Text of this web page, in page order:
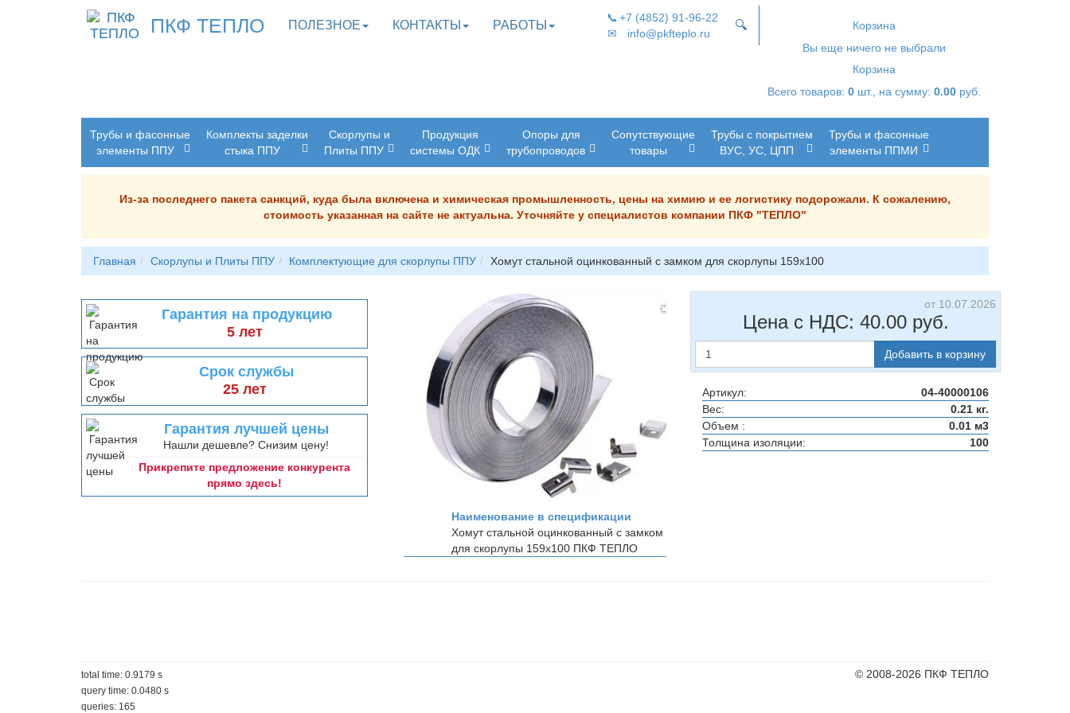
ПКФ ТЕПЛО ПОЛЕЗНОЕ КОНТАКТЫ РАБОТЫ
📞
✉
+7 (4852) 91-96-22
info@pkfteplo.ru
Корзина
Вы еще ничего не выбрали
Корзина
Всего товаров: 0 шт., на сумму: 0.00 руб.
🔍
Трубы и фасонные
элементы ППУ
Комплекты заделки
стыка ППУ
Скорлупы и
Плиты ППУ
Продукция
системы ОДК
Опоры для
трубопроводов
Сопутствующие
товары
Трубы с покрытием
ВУС, УС, ЦПП
Трубы и фасонные
элементы ППМИ
Из-за последнего пакета санкций, куда была включена и химическая промышленность, цены на химию и ее логистику подорожали. К сожалению,
стоимость указанная на сайте не актуальна. Уточняйте у специалистов компании ПКФ "ТЕПЛО"
Главная Скорлупы и Плиты ППУ Комплектующие для скорлупы ППУ Хомут стальной оцинкованный с замком для скорлупы 159х100
Гарантия на продукцию
5 лет
Срок службы
25 лет
Гарантия лучшей цены
Нашли дешевле? Снизим цену!
Прикрепите предложение конкурента
прямо здесь!
Наименование в спецификации
Хомут стальной оцинкованный с замком
для скорлупы 159х100 ПКФ ТЕПЛО
от 10.07.2026
Цена с НДС: 40.00руб.
Добавить в корзину
Артикул:
04-40000106
Вес:
0.21 кг.
Объем :
0.01 м3
Толщина изоляции:
100
total time: 0.9179 s
query time: 0.0480 s
queries: 165
© 2008-2026 ПКФ ТЕПЛО